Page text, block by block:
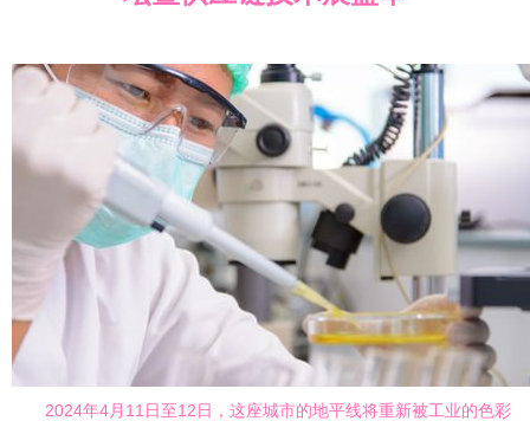
2024年4月11日至12日，这座城市的地平线将重新被工业的色彩